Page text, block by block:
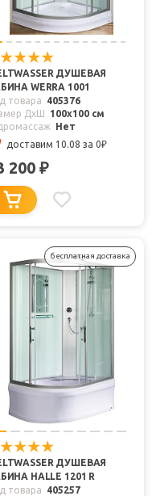
ДУШЕВАЯ
WERRA 1001
товара
405376
ДхШ
100x100 см
Нет
доставим 10.08 за 0₽
200 ₽
бесплатная доставка
ДУШЕВАЯ
HALLE 1201 R
товара
405257